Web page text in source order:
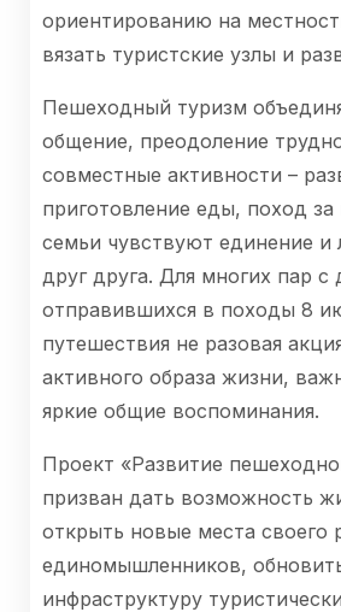
ориентированию на
вязать туристские узлы и
Пешеходный туризм
общение, преодоление
совместные активности –
приготовление еды, поход
семьи чувствуют единение и
друг друга. Для многих пар с
отправившихся в походы 8
путешествия не разовая
активного образа жизни,
яркие общие воспоминания.
Проект «Развитие
призван дать возможность
открыть новые места своего
единомышленников,
инфраструктуру